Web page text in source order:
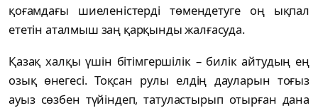
қоғамдағы шиеленістерді төмендетуге оң ықпал
ететін аталмыш заң қарқынды жалғасуда.
Қазақ халқы үшін бітімгершілік – билік айтудың ең
озық өнегесі. Тоқсан рулы елдің дауларын тоғыз
ауыз сөзбен түйіндеп, татуластырып отырған дана